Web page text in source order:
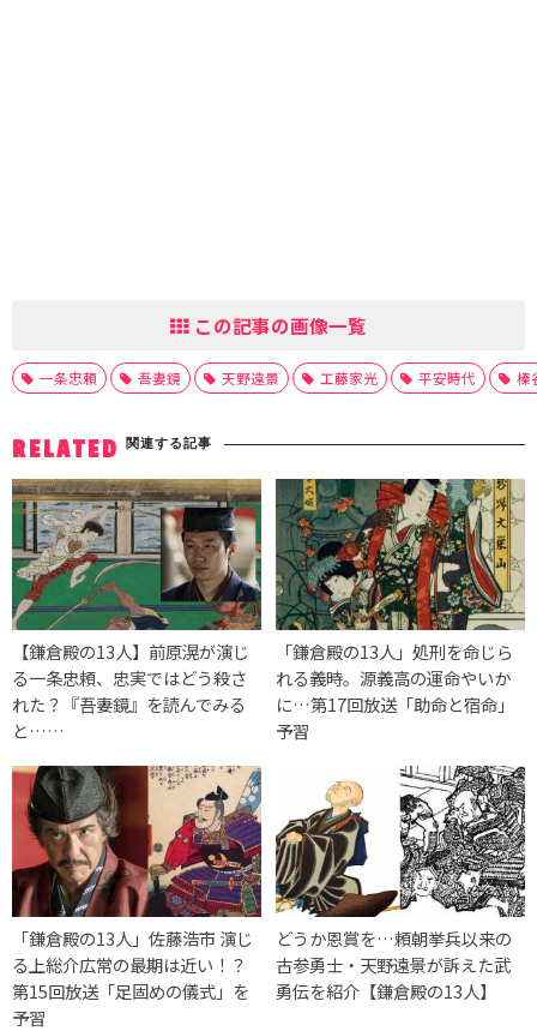
この記事の画像一覧
一条忠頼 吾妻鏡 天野遠景 工藤家光 平安時代 榛
RELATED 関連する記事
【鎌倉殿の13人】前原滉が演じ
る一条忠頼、忠実ではどう殺さ
れた？『吾妻鏡』を読んでみる
と……
「鎌倉殿の13人」処刑を命じら
れる義時。源義高の運命やいか
に…第17回放送「助命と宿命」
予習
「鎌倉殿の13人」佐藤浩市 演じ
る上総介広常の最期は近い！？
第15回放送「足固めの儀式」を
予習
どうか恩賞を…頼朝挙兵以来の
古参勇士・天野遠景が訴えた武
勇伝を紹介【鎌倉殿の13人】